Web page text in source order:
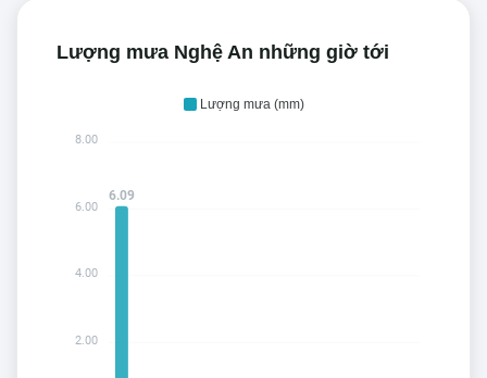
Lượng mưa Nghệ An những giờ tới
Lượng mưa (mm)
6.09
8.00
6.00
4.00
2.00